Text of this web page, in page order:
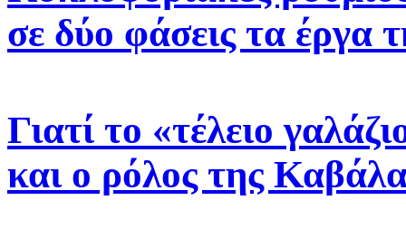
σε δύο φάσεις τα
Γιατί το «τέλειο
και ο ρόλος της